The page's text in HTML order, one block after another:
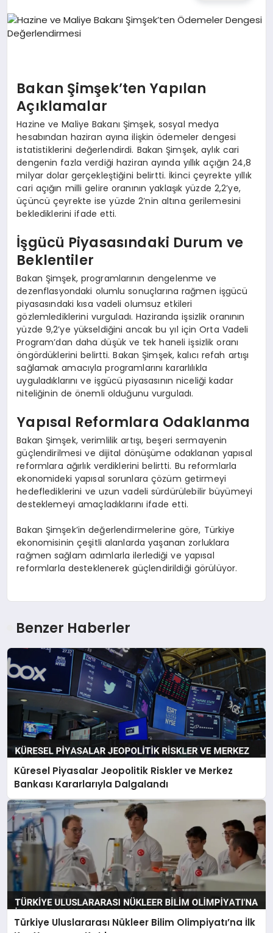
Bakan Şimşek’ten Yapılan
Açıklamalar
Hazine ve Maliye Bakanı Şimşek, sosyal medya
hesabından haziran ayına ilişkin ödemeler dengesi
istatistiklerini değerlendirdi. Bakan Şimşek, aylık cari
dengenin fazla verdiği haziran ayında yıllık açığın 24,8
milyar dolar gerçekleştiğini belirtti. İkinci çeyrekte yıllık
cari açığın milli gelire oranının yaklaşık yüzde 2,2’ye,
üçüncü çeyrekte ise yüzde 2’nin altına gerilemesini
beklediklerini ifade etti.
İşgücü Piyasasındaki Durum ve
Beklentiler
Bakan Şimşek, programlarının dengelenme ve
dezenflasyondaki olumlu sonuçlarına rağmen işgücü
piyasasındaki kısa vadeli olumsuz etkileri
gözlemlediklerini vurguladı. Haziranda işsizlik oranının
yüzde 9,2’ye yükseldiğini ancak bu yıl için Orta Vadeli
Program’dan daha düşük ve tek haneli işsizlik oranı
öngördüklerini belirtti. Bakan Şimşek, kalıcı refah artışı
sağlamak amacıyla programlarını kararlılıkla
uyguladıklarını ve işgücü piyasasının niceliği kadar
niteliğinin de önemli olduğunu vurguladı.
Yapısal Reformlara Odaklanma
Bakan Şimşek, verimlilik artışı, beşeri sermayenin
güçlendirilmesi ve dijital dönüşüme odaklanan yapısal
reformlara ağırlık verdiklerini belirtti. Bu reformlarla
ekonomideki yapısal sorunlara çözüm getirmeyi
hedeflediklerini ve uzun vadeli sürdürülebilir büyümeyi
desteklemeyi amaçladıklarını ifade etti.
Bakan Şimşek’in değerlendirmelerine göre, Türkiye
ekonomisinin çeşitli alanlarda yaşanan zorluklara
rağmen sağlam adımlarla ilerlediği ve yapısal
reformlarla desteklenerek güçlendirildiği görülüyor.
Benzer Haberler
Küresel Piyasalar Jeopolitik Riskler ve Merkez
Bankası Kararlarıyla Dalgalandı
Türkiye Uluslararası Nükleer Bilim Olimpiyatı’na İlk